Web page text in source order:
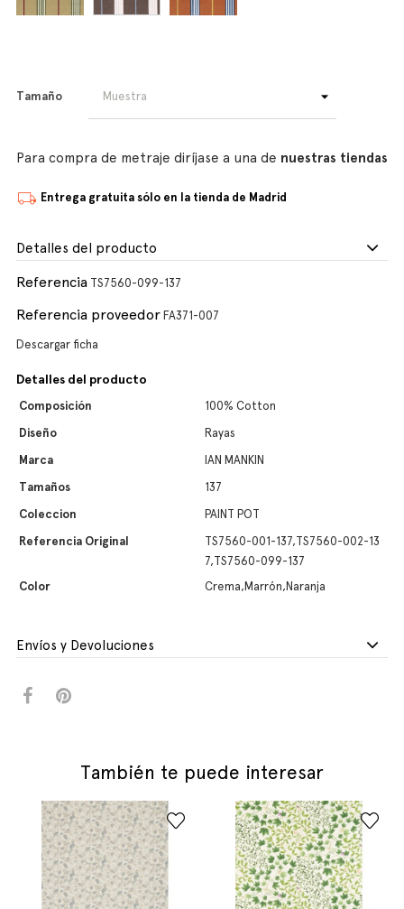
Tamaño
Para compra de metraje diríjase a una de nuestras tiendas
Entrega gratuita sólo en la tienda de Madrid
Detalles del producto
Referencia TS7560-099-137
Referencia proveedor FA371-007
Descargar ficha
Detalles del producto
Composición
100% Cotton
Diseño
Rayas
Marca
IAN MANKIN
Tamaños
137
Coleccion
PAINT POT
Referencia Original
TS7560-001-137,TS7560-002-13
7,TS7560-099-137
Color
Crema,Marrón,Naranja
Envíos y Devoluciones
También te puede interesar